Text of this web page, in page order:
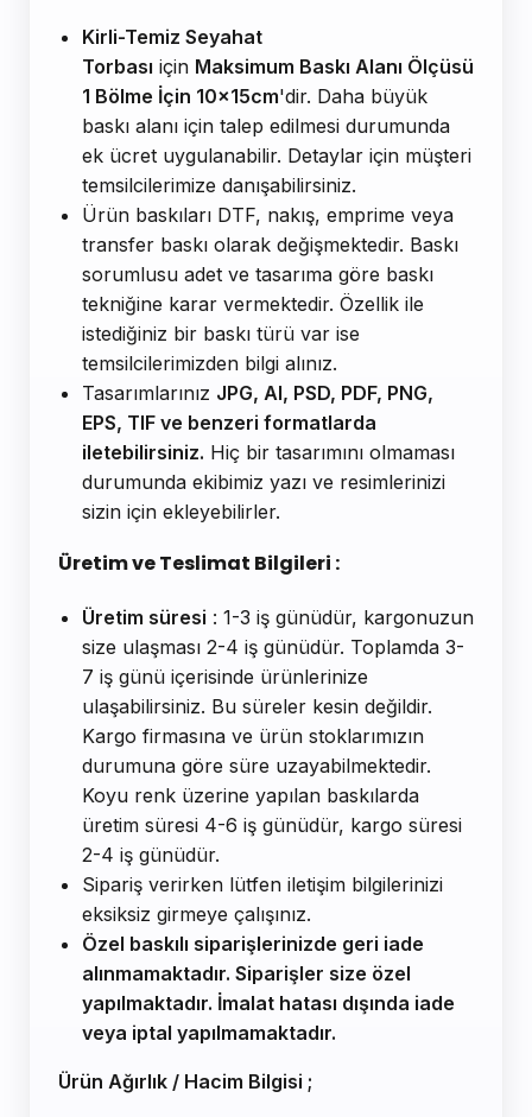
Kirli-Temiz Seyahat
Torbası için Maksimum Baskı Alanı Ölçüsü
1 Bölme İçin 10x15cm'dir. Daha büyük
baskı alanı için talep edilmesi durumunda
ek ücret uygulanabilir. Detaylar için müşteri
temsilcilerimize danışabilirsiniz.
Ürün baskıları DTF, nakış, emprime veya
transfer baskı olarak değişmektedir. Baskı
sorumlusu adet ve tasarıma göre baskı
tekniğine karar vermektedir. Özellik ile
istediğiniz bir baskı türü var ise
temsilcilerimizden bilgi alınız.
Tasarımlarınız JPG, AI, PSD, PDF, PNG,
EPS, TIF ve benzeri formatlarda
iletebilirsiniz. Hiç bir tasarımını olmaması
durumunda ekibimiz yazı ve resimlerinizi
sizin için ekleyebilirler.
Üretim ve Teslimat Bilgileri :
Üretim süresi : 1-3 iş günüdür, kargonuzun
size ulaşması 2-4 iş günüdür. Toplamda 3-
7 iş günü içerisinde ürünlerinize
ulaşabilirsiniz. Bu süreler kesin değildir.
Kargo firmasına ve ürün stoklarımızın
durumuna göre süre uzayabilmektedir.
Koyu renk üzerine yapılan baskılarda
üretim süresi 4-6 iş günüdür, kargo süresi
2-4 iş günüdür.
Sipariş verirken lütfen iletişim bilgilerinizi
eksiksiz girmeye çalışınız.
Özel baskılı siparişlerinizde geri iade
alınmamaktadır. Siparişler size özel
yapılmaktadır. İmalat hatası dışında iade
veya iptal yapılmamaktadır.
Ürün Ağırlık / Hacim Bilgisi ;